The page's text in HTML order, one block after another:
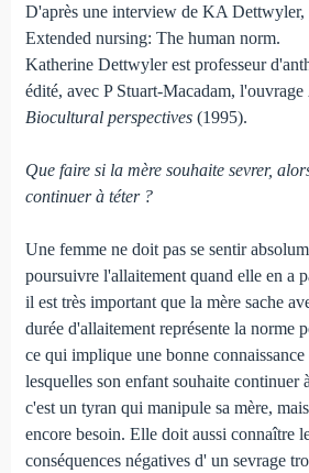
D'après une interview de KA
Extended nursing: The human norm.
Katherine Dettwyler est professeur
édité, avec P Stuart-Macadam, l'ouvrage
Biocultural perspectives(1995).
Que faire si la mère souhaite sevrer,
continuer à téter ?
Une femme ne doit pas se sentir
poursuivre l'allaitement quand elle en a
il est très important que la mère sache
durée d'allaitement représente la norme
ce qui implique une bonne connaissance
lesquelles son enfant souhaite continuer
c'est un tyran qui manipule sa mère,
encore besoin. Elle doit aussi connaître
conséquences négatives d' un sevrage